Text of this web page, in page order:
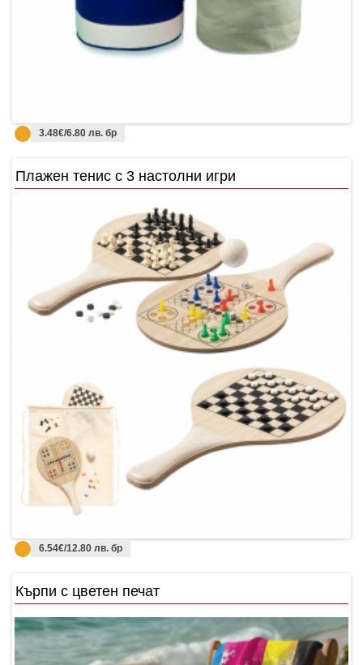
3.48€/6.80 лв. бр
Плажен тенис с 3 настолни игри
6.54€/12.80 лв. бр
Кърпи с цветен печат